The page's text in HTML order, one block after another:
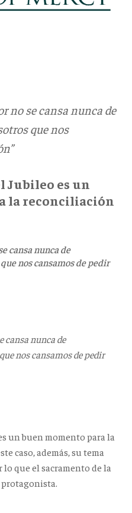
no se cansa nunca de
que nos
Jubileo es un
la reconciliación
cansa nunca de
nos cansamos de pedir
cansa nunca de
nos cansamos de pedir
un buen momento para la
caso, además, su tema
que el sacramento de la